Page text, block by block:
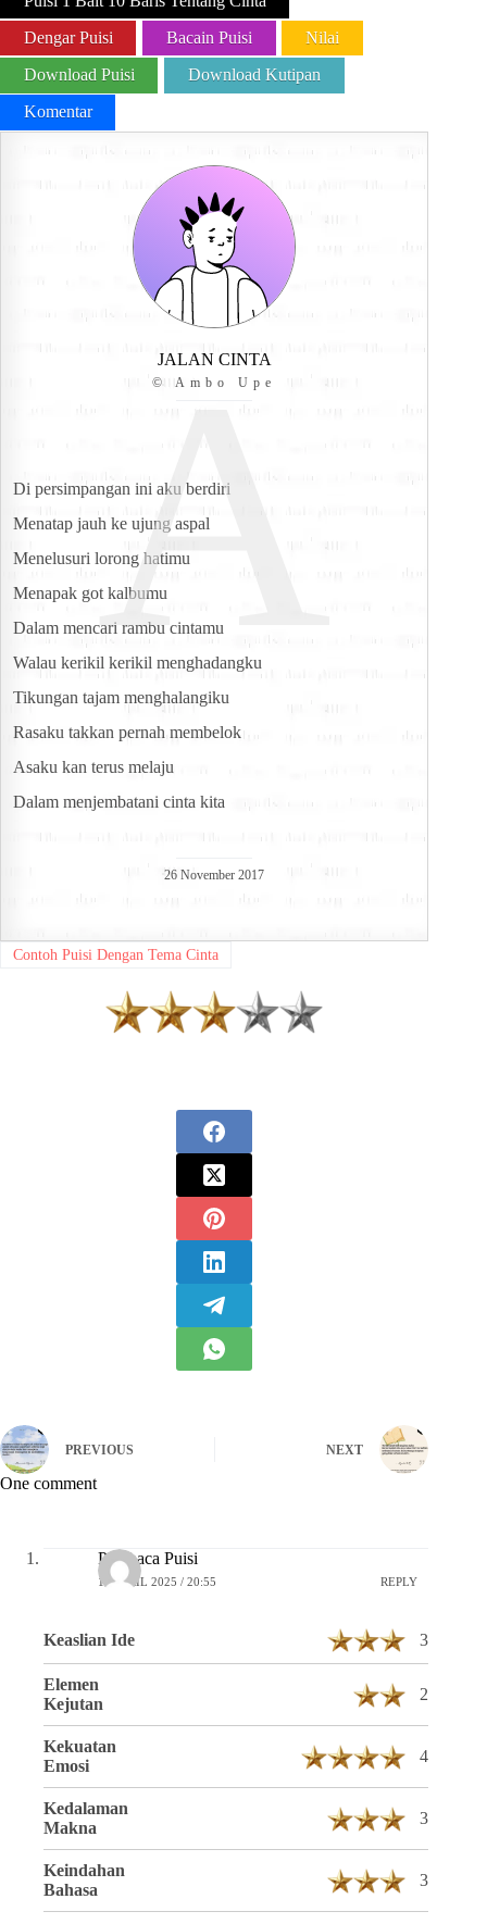
Dengar Puisi Bacain Puisi Nilai
Download Puisi Download Kutipan
Komentar
A
JALAN CINTA
© Ambo Upe
Di persimpangan ini aku berdiri
Menatap jauh ke ujung aspal
Menelusuri lorong hatimu
Menapak got kalbumu
Dalam mencari rambu cintamu
Walau kerikil kerikil menghadangku
Tikungan tajam menghalangiku
Rasaku takkan pernah membelok
Asaku kan terus melaju
Dalam menjembatani cinta kita
26 November 2017
Contoh Puisi Dengan Tema Cinta
PREVIOUS NEXT
One comment
Pembaca Puisi
16 APRIL 2025 / 20:55 REPLY
Keaslian Ide 3
Elemen
Kejutan
2
Kekuatan
Emosi
4
Kedalaman
Makna
3
Keindahan
Bahasa
3